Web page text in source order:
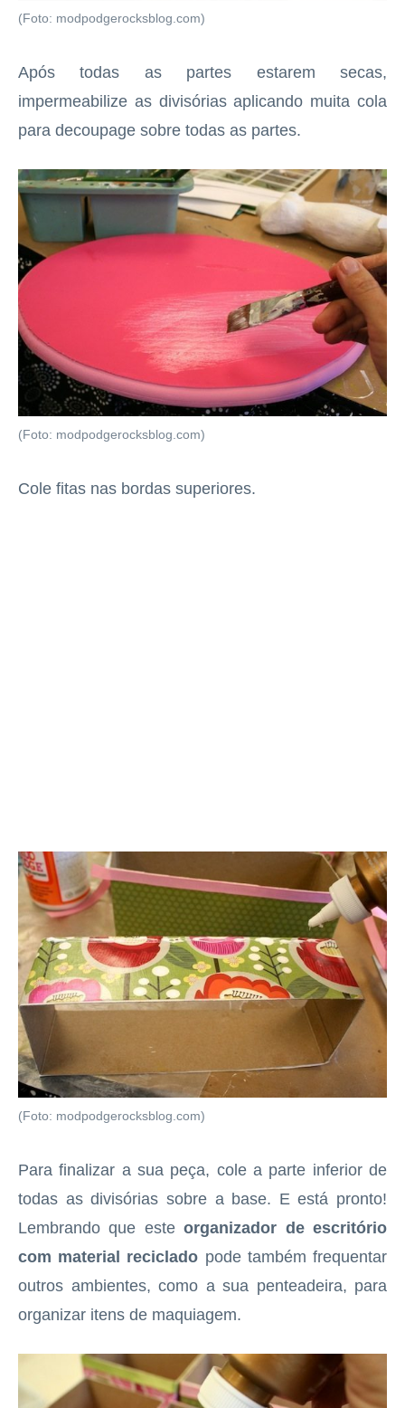
(Foto: modpodgerocksblog.com)
Após todas as partes estarem secas,
impermeabilize as divisórias aplicando muita cola
para decoupage sobre todas as partes.
(Foto: modpodgerocksblog.com)
Cole fitas nas bordas superiores.
(Foto: modpodgerocksblog.com)
Para finalizar a sua peça, cole a parte inferior de
todas as divisórias sobre a base. E está pronto!
Lembrando que esteorganizador de escritório
com material reciclado pode também frequentar
outros ambientes, como a sua penteadeira, para
organizar itens de maquiagem.